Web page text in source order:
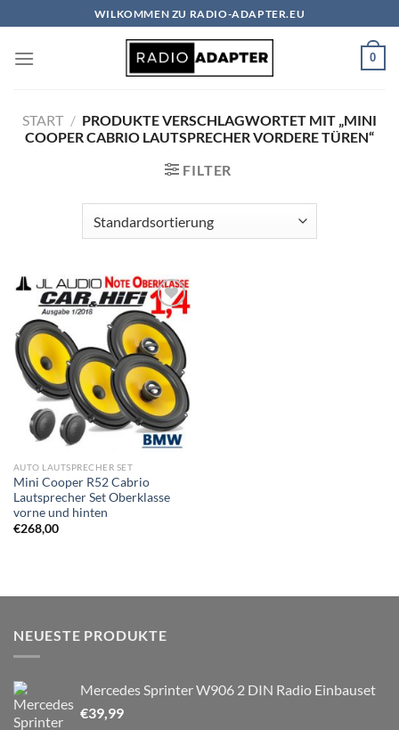
Inhalt
springen
WILKOMMEN ZU RADIO-ADAPTER.EU
0
START / PRODUKTE VERSCHLAGWORTET MIT „MINI
COOPER CABRIO LAUTSPRECHER VORDERE TÜREN“
FILTER
Zu
Wunschliste
hinzufügen
AUTO LAUTSPRECHER SET
Mini Cooper R52 Cabrio
Lautsprecher Set Oberklasse
vorne und hinten
€268,00
NEUESTE PRODUKTE
Mercedes Sprinter W906 2 DIN Radio Einbauset
€39,99